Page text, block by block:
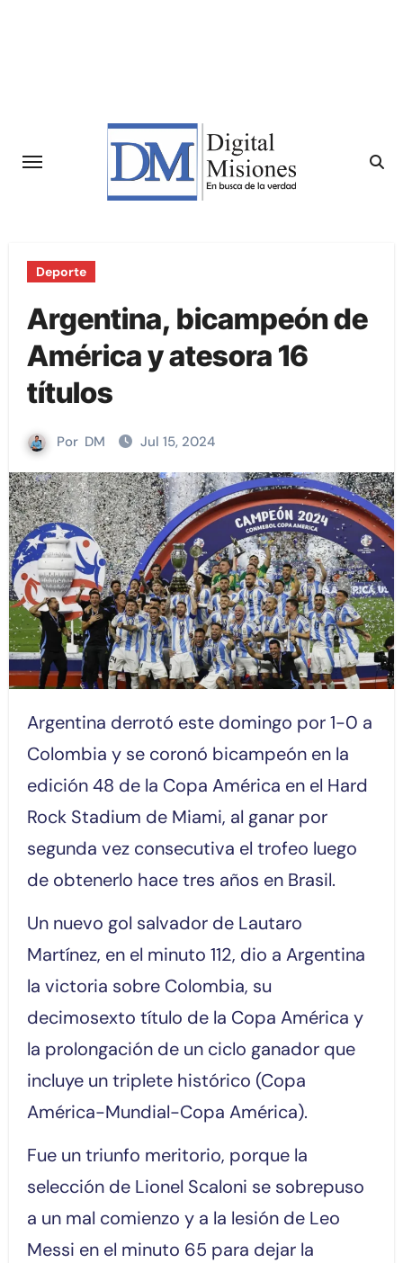
Deporte
Argentina, bicampeón de
América y atesora 16
títulos
Por DM Jul 15, 2024
Argentina derrotó este domingo por 1-0 a
Colombia y se coronó bicampeón en la
edición 48 de la Copa América en el Hard
Rock Stadium de Miami, al ganar por
segunda vez consecutiva el trofeo luego
de obtenerlo hace tres años en Brasil.
Un nuevo gol salvador de Lautaro
Martínez, en el minuto 112, dio a Argentina
la victoria sobre Colombia, su
decimosexto título de la Copa América y
la prolongación de un ciclo ganador que
incluye un triplete histórico (Copa
América-Mundial-Copa América).
Fue un triunfo meritorio, porque la
selección de Lionel Scaloni se sobrepuso
a un mal comienzo y a la lesión de Leo
Messi en el minuto 65 para dejar la